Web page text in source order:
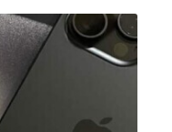
จดีว่าอุปกรณ์แต่ละชิ้นไม่ใช่
อาจต้องการเปลี่ยนรุ่น หรือ
พเครื่อง ฟรี ปราบปราม
และจ่ายเงินทันทีเมื่อตกลง
สายใหม่-เก่า,
รารับถึงแม้จะอยู่ในสภาพ
า รับซื้อไอแพดรัชดา —
ท็บเล็ตใน พื้นที่ ลาดพร้าว
ทรา พร้อมจ่ายเงินทันที รับ
iPad แท็บเล็ตใน
วัชรพล รามอินทรา พร้อม
และมือถือ Android
หนือระดับกับการ รับซื้อไอ